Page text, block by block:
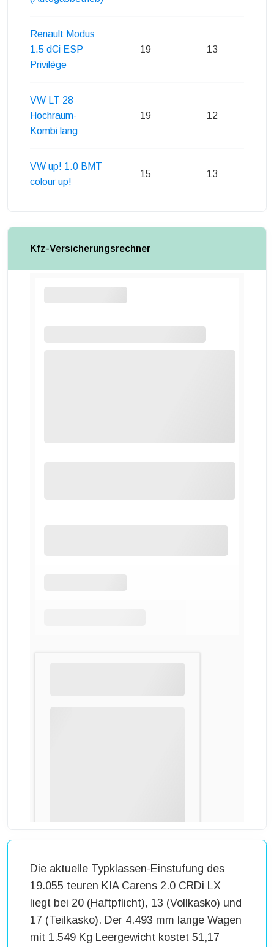
Renault Modus
1.5 dCi ESP
Privilège
19 13
VW LT 28
Hochraum-
Kombi lang
19 12
VW up! 1.0 BMT
colour up!
15 13
Kfz-Versicherungsrechner
Die aktuelle Typklassen-Einstufung des
19.055 teuren KIA Carens 2.0 CRDi LX
liegt bei 20 (Haftpflicht), 13 (Vollkasko) und
17 (Teilkasko). Der 4.493 mm lange Wagen
mit 1.549 Kg Leergewicht kostet 51,17